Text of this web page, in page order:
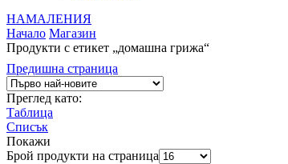
НАМАЛЕНИЯ
Начало Магазин
Продукти с етикет „домашна грижа“
Предишна страница
Преглед като:
Таблица
Списък
Покажи
Брой продукти на страница